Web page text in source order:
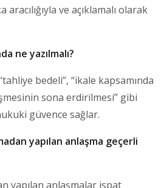
ve açıklamalı olarak
ne yazılmalı?
bedeli”, “ikale kapsamında
sona erdirilmesi” gibi
güvence sağlar.
yapılan anlaşma geçerli
yapılan anlaşmalar ispat